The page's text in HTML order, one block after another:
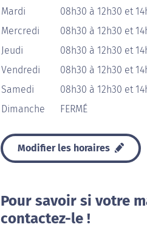
Mardi
08h30 à 12h30 et
Mercredi
08h30 à 12h30 et
Jeudi
08h30 à 12h30 et
Vendredi
08h30 à 12h30 et
Samedi
08h30 à 12h30 et
Dimanche
FERMÉ
Modifier les horaires
Pour savoir si votre
contactez-le !